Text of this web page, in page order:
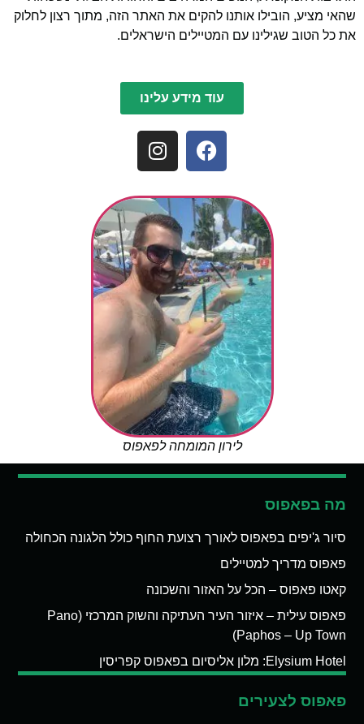
שהאי מציע, הובילו אותנו להקים את האתר הזה, מתוך רצון לחלוק
את כל הטוב שגילינו עם המטיילים הישראלים.
עוד מידע עלינו
לירון המומחה לפאפוס
מה בפאפוס
סיור ג'יפים בפאפוס לאורך רצועת החוף כולל הלגונה הכחולה
פאפוס מדריך למטיילים
קאטו פאפוס – הכל על האזור והשכונה
פאפוס עילית – איזור העיר העתיקה והשוק המרכזי (Pano
Paphos – Up Town)
Elysium Hotel: מלון אליסיום בפאפוס קפריסין
פאפוס לצעירים